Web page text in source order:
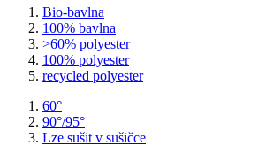
Bio-bavlna
100% bavlna
>60% polyester
100% polyester
recycled polyester
60°
90°/95°
Lze sušit v sušičce